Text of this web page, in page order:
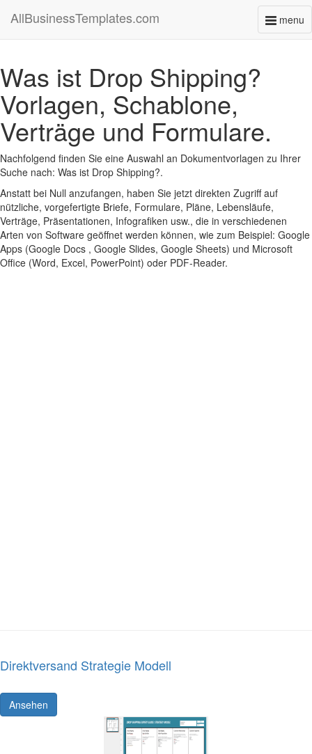
menu
AllBusinessTemplates.com
Was ist Drop Shipping?
Vorlagen, Schablone,
Verträge und Formulare.
Nachfolgend finden Sie eine Auswahl an Dokumentvorlagen zu Ihrer
Suche nach: Was ist Drop Shipping?.
Anstatt bei Null anzufangen, haben Sie jetzt direkten Zugriff auf
nützliche, vorgefertigte Briefe, Formulare, Pläne, Lebensläufe,
Verträge, Präsentationen, Infografiken usw., die in verschiedenen
Arten von Software geöffnet werden können, wie zum Beispiel: Google
Apps (Google Docs , Google Slides, Google Sheets) und Microsoft
Office (Word, Excel, PowerPoint) oder PDF-Reader.
Direktversand Strategie Modell
Ansehen